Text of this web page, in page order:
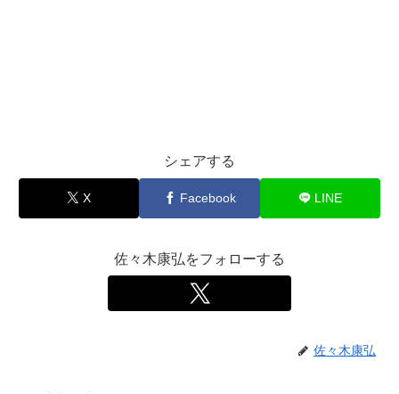
シェアする
X Facebook LINE
佐々木康弘をフォローする
佐々木康弘